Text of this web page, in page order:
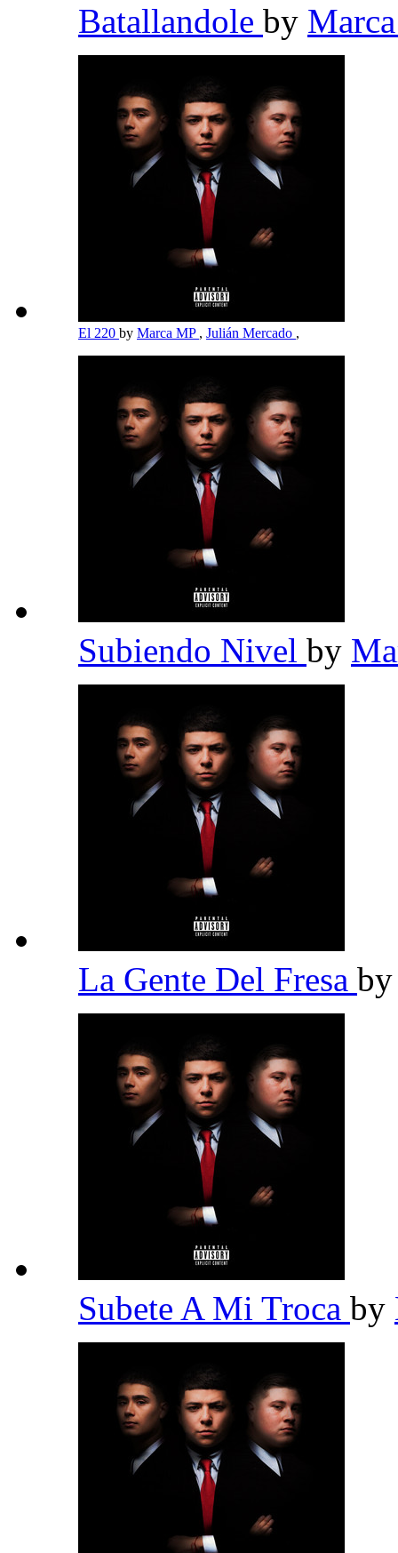
Batallandole by
El 220 by Marca MP , Julián Mercado ,
Subiendo Nivel by
La Gente Del Fresa
Subete A Mi Troca by